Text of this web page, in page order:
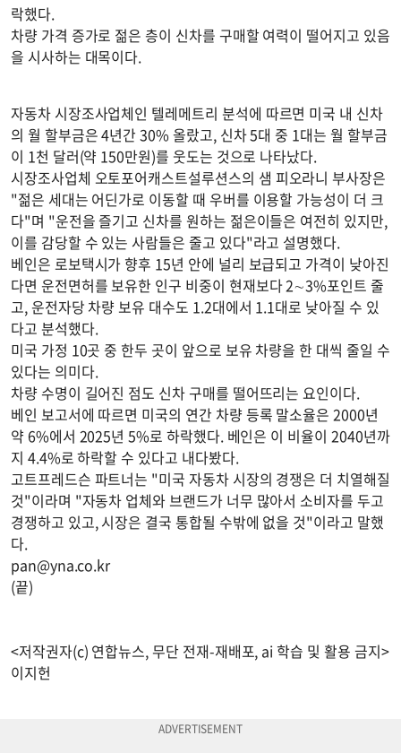
락했다.
차량 가격 증가로 젊은 층이 신차를 구매할 여력이 떨어지고 있음
을 시사하는 대목이다.
자동차 시장조사업체인 텔레메트리 분석에 따르면 미국 내 신차
의 월 할부금은 4년간 30% 올랐고, 신차 5대 중 1대는 월 할부금
이 1천 달러(약 150만원)를 웃도는 것으로 나타났다.
시장조사업체 오토포어캐스트설루션스의 샘 피오라니 부사장은
"젊은 세대는 어딘가로 이동할 때 우버를 이용할 가능성이 더 크
다"며 "운전을 즐기고 신차를 원하는 젊은이들은 여전히 있지만,
이를 감당할 수 있는 사람들은 줄고 있다"라고 설명했다.
베인은 로보택시가 향후 15년 안에 널리 보급되고 가격이 낮아진
다면 운전면허를 보유한 인구 비중이 현재보다 2∼3%포인트 줄
고, 운전자당 차량 보유 대수도 1.2대에서 1.1대로 낮아질 수 있
다고 분석했다.
미국 가정 10곳 중 한두 곳이 앞으로 보유 차량을 한 대씩 줄일 수
있다는 의미다.
차량 수명이 길어진 점도 신차 구매를 떨어뜨리는 요인이다.
베인 보고서에 따르면 미국의 연간 차량 등록 말소율은 2000년
약 6%에서 2025년 5%로 하락했다. 베인은 이 비율이 2040년까
지 4.4%로 하락할 수 있다고 내다봤다.
고트프레드슨 파트너는 "미국 자동차 시장의 경쟁은 더 치열해질
것"이라며 "자동차 업체와 브랜드가 너무 많아서 소비자를 두고
경쟁하고 있고, 시장은 결국 통합될 수밖에 없을 것"이라고 말했
다.
pan@yna.co.kr
(끝)
<저작권자(c) 연합뉴스, 무단 전재-재배포, ai 학습 및 활용 금지>
이지헌